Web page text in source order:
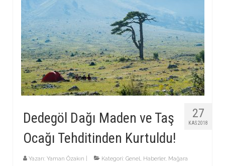
27
KAS 2018
Dedegöl Dağı Maden ve Taş
Ocağı Tehditinden Kurtuldu!
Yazarı: Yaman Özakın Kategori: Genel, Haberler, Mağara